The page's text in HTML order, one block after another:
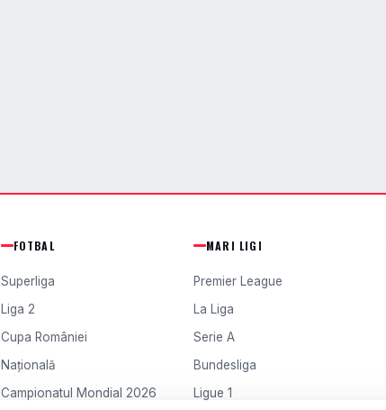
FOTBAL
Superliga
Liga 2
Cupa României
Națională
Campionatul Mondial 2026
MARI LIGI
Premier League
La Liga
Serie A
Bundesliga
Ligue 1